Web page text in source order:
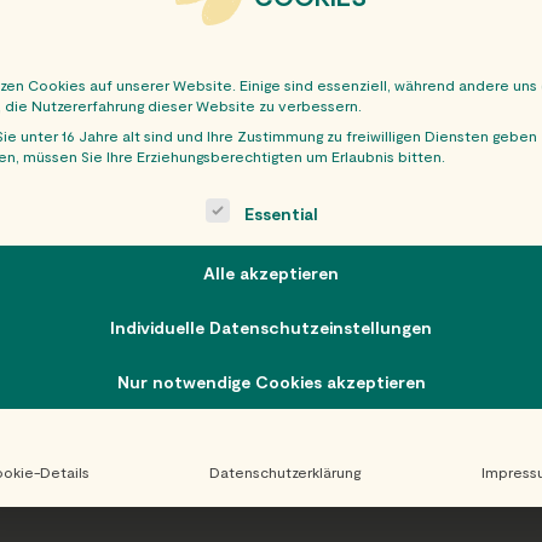
Cookies auf unserer Website. Einige sind essenziell, während andere uns
Nutzererfahrung dieser Website zu verbessern.
unter 16 Jahre alt sind und Ihre Zustimmung zu freiwilligen Diensten geben
müssen Sie Ihre Erziehungsberechtigten um Erlaubnis bitten.
is a list of service groups for which consent can be
Essential
Alle akzeptieren
Individuelle Datenschutzeinstellungen
Nur notwendige Cookies akzeptieren
Details Datenschutzerklärung